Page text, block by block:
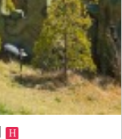
H